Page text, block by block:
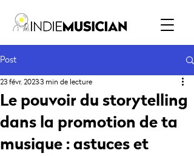
Post
Le pouvoir du storytelling
dans la promotion de ta
musique : astuces et
23 févr. 20233 min de lecture